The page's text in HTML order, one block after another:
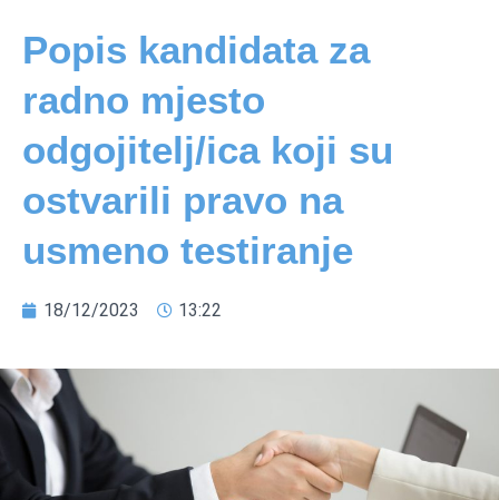
Popis kandidata za
radno mjesto
odgojitelj/ica koji su
ostvarili pravo na
usmeno testiranje
18/12/2023 13:22